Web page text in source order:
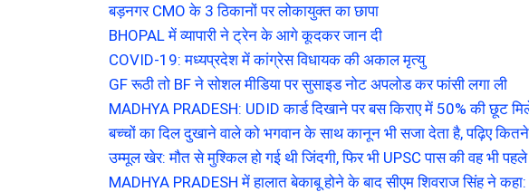
बड़नगर CMO के 3 ठिकानों पर लोकायुक्त का छापा
BHOPAL में व्यापारी ने ट्रेन के आगे कूदकर जान दी
COVID-19: मध्यप्रदेश में कांग्रेस विधायक की अकाल मृत्यु
GF रूठी तो BF ने सोशल मीडिया पर सुसाइड नोट अपलोड कर फांसी लगा ली
MADHYA PRADESH: UDID कार्ड दिखाने पर बस किराए में 50% की छूट
बच्चों का दिल दुखाने वाले को भगवान के साथ कानून भी सजा देता है, पढ़िए
उम्मूल खेर: मौत से मुश्किल हो गई थी जिंदगी, फिर भी UPSC पास की वह भी
MADHYA PRADESH में हालात बेकाबू होने के बाद सीएम शिवराज सिंह ने